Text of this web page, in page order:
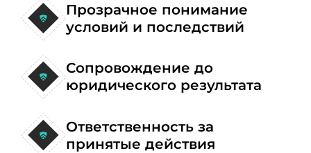
Прозрачное понимание
условий и последствий
Сопровождение до
юридического результата
Ответственность за
принятые действия